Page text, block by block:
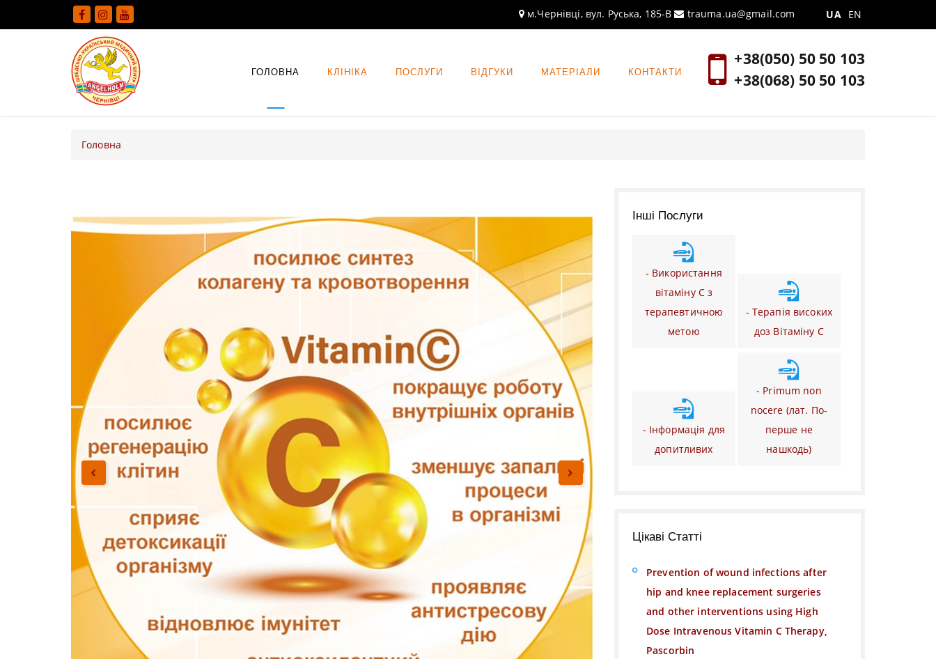
UA EN
м.Чернівці, вул. Руська, 185-В trauma.ua@gmail.com
ГОЛОВНА КЛІНІКА ПОСЛУГИ ВІДГУКИ МАТЕРІАЛИ КОНТАКТИ
+38(050) 50 50 103
+38(068) 50 50 103
Головна
Інші Послуги
- Використання
вітаміну С з
терапевтичною
метою
- Терапія високих
доз Вітаміну C
- Інформація для
допитливих
- Primum non
nocere (лат. По-
перше не
нашкодь)
Цікаві Статті
Prevention of wound infections after
hip and knee replacement surgeries
and other interventions using High
Dose Intravenous Vitamin C Therapy,
Pascorbin